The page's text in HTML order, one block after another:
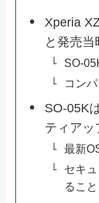
Xperia
と発売当
SO-
コン
SO-05K
ティアッ
最新
セキ
ること